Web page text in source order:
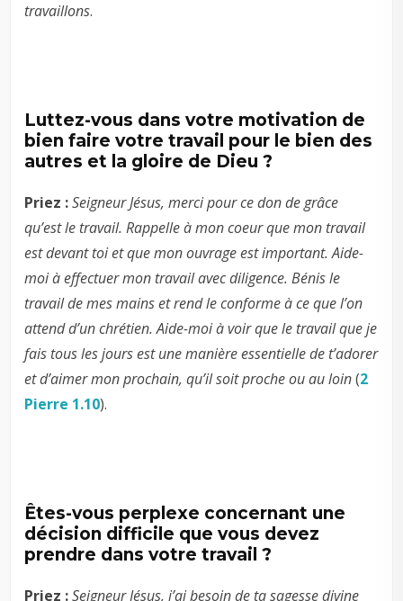
travaillons.
Luttez-vous dans votre motivation de
bien faire votre travail pour le bien des
autres et la gloire de Dieu ?
Priez :Seigneur Jésus, merci pour ce don de grâce
qu’est le travail. Rappelle à mon coeur que mon travail
est devant toi et que mon ouvrage est important. Aide-
moi à effectuer mon travail avec diligence. Bénis le
travail de mes mains et rend le conforme à ce que l’on
attend d’un chrétien. Aide-moi à voir que le travail que je
fais tous les jours est une manière essentielle de t’adorer
et d’aimer mon prochain, qu’il soit proche ou au loin(2
Pierre 1.10).
Êtes-vous perplexe concernant une
décision difficile que vous devez
prendre dans votre travail ?
Priez :Seigneur Jésus, j’ai besoin de ta sagesse divine